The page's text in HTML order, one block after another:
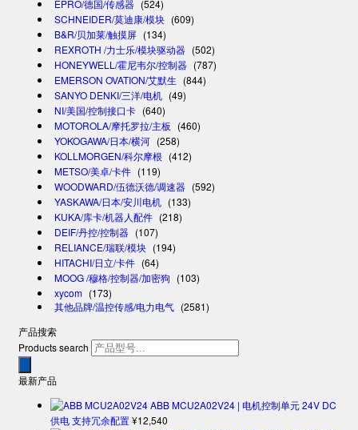
EPRO/德国/传感器 (524)
SCHNEIDER/莫迪康/模块 (609)
B&R/贝加莱/触摸屏 (134)
REXROTH /力士乐/模块驱动器 (502)
HONEYWELL/霍尼韦尔/控制器 (787)
EMERSON OVATION/艾默生 (844)
SANYO DENKI/三洋/电机 (49)
NI/美国/控制接口卡 (640)
MOTOROLA/摩托罗拉/主板 (460)
YOKOGAWA/日本/横河 (258)
KOLLMORGEN/科尔摩根 (412)
METSO/美卓/卡件 (119)
WOODWARD/伍德沃德/调速器 (592)
YASKAWA/日本/安川电机 (133)
KUKA/库卡/机器人配件 (218)
DEIF/丹控/控制器 (107)
RELIANCE/瑞联/模块 (194)
HITACHI/日立/卡件 (64)
MOOG /穆格/控制器/加密狗 (103)
xycom (173)
其他品牌/温控传感/电力电气 (2581)
产品搜索
Products search
最新产品
ABB MCU2A02V24 | 电机控制单元 24V DC
供电 支持冗余配置¥12,540